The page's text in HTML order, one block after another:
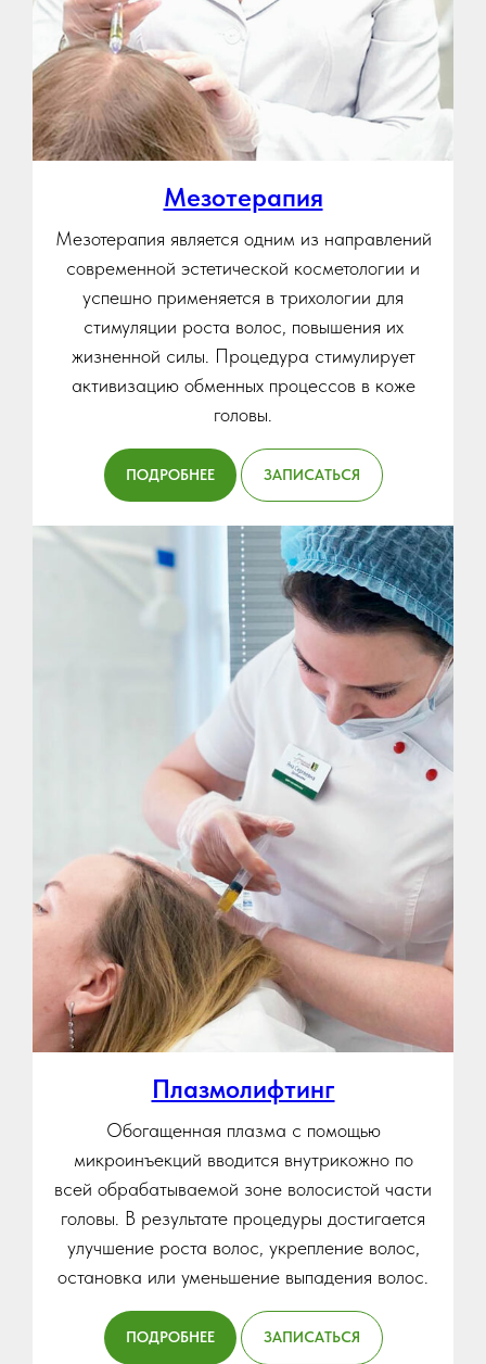
Мезотерапия
Мезотерапия является одним из направлений
современной эстетической косметологии и
успешно применяется в трихологии для
стимуляции роста волос, повышения их
жизненной силы. Процедура стимулирует
активизацию обменных процессов в коже
головы.
ПОДРОБНЕЕ ЗАПИСАТЬСЯ
Плазмолифтинг
Обогащенная плазма с помощью
микроинъекций вводится внутрикожно по
всей обрабатываемой зоне волосистой части
головы. В результате процедуры достигается
улучшение роста волос, укрепление волос,
остановка или уменьшение выпадения волос.
ПОДРОБНЕЕ ЗАПИСАТЬСЯ